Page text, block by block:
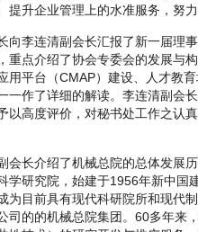
提升企业管理上的水准服务，努
李连清副会长汇报了新一届理事
重点介绍了协会专委会的发展与
用平台（CMAP）建设、人才教
一作了详细的解读。李连清副会
以高度评价，对秘书处工作之认
长介绍了机械总院的总体发展历
学研究院，始建于1956年新中国
为目前具有现代科研院所和现代
司的的机械总院集团。60多年来